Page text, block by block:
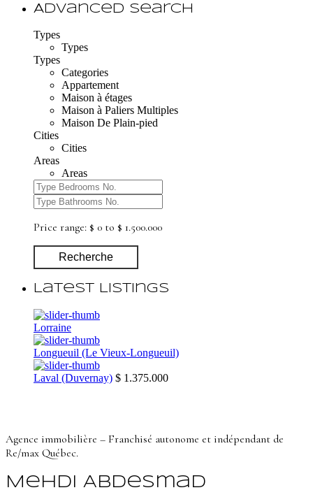
Advanced Search
Types
Types
Types
Categories
Appartement
Maison à étages
Maison à Paliers Multiples
Maison De Plain-pied
Cities
Cities
Areas
Areas
Price range: $ 0 to $ 1.500.000
Recherche
Latest Listings
Lorraine
Longueuil (Le Vieux-Longueuil)
Laval (Duvernay) $ 1.375.000
Agence immobilière – Franchisé autonome et indépendant de
Re/max Québec.
Mehdi Abdesmad